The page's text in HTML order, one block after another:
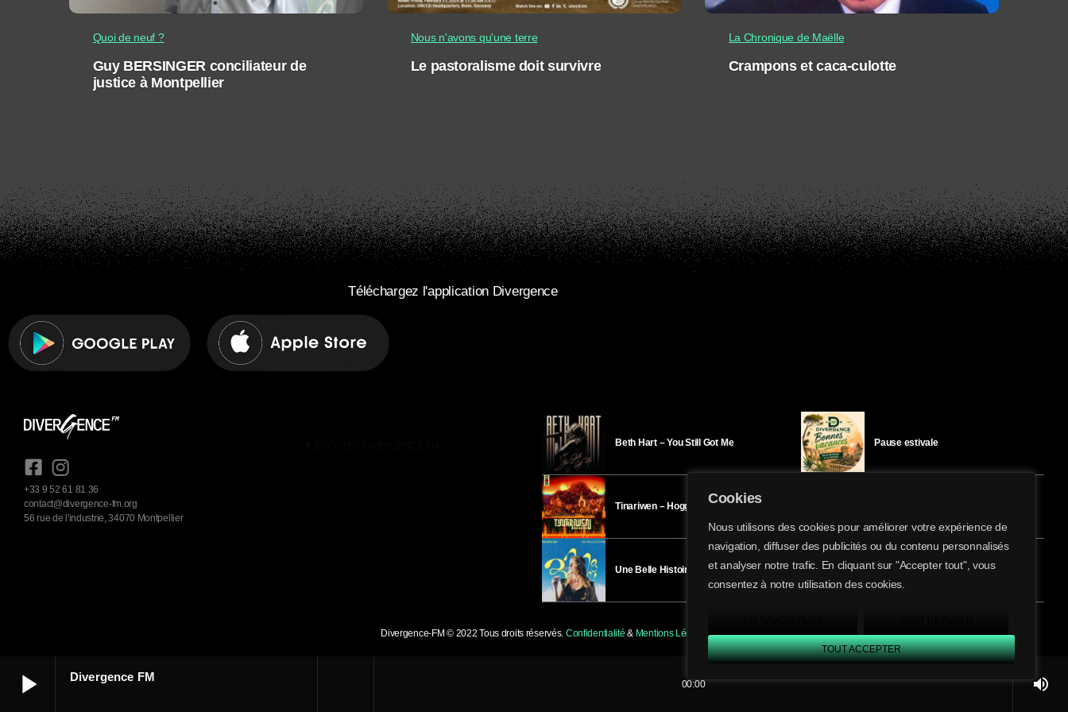
Cookies
Nous utilisons des cookies pour améliorer votre expérience de
navigation, diffuser des publicités ou du contenu personnalisés
et analyser notre trafic. En cliquant sur "Accepter tout", vous
consentez à notre utilisation des cookies.
TOUT ACCEPTER
play_arrow Divergence FM
00:00 volume_up
share
email
Quoi de neuf ?
Guy BERSINGER conciliateur de
justice à Montpellier
Nous n'avons qu'une terre
Le pastoralisme doit survivre
La Chronique de Maëlle
Crampons et caca-culotte
Téléchargez l'application Divergence
+33 9 52 61 81 36
contact@divergence-fm.org
56 rue de l'industrie, 34070 Montpellier
Beth Hart – You Still Got Me
Tinariwen – Hoggar
Une Belle Histoire – Héloïse Bay
Pause estivale
Ici l’Ombre – mardi 28 juillet
Divergence-FM © 2022 Tous droits réservés. Confidentialité & Mentions Légales.